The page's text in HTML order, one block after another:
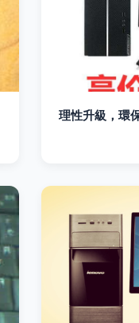
理性升級，環